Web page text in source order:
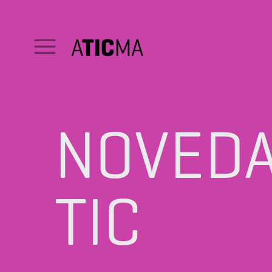
TIC